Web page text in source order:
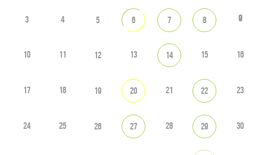
3 4 5 6 7 8 9
10 11 12 13 14 15 16
17 18 19 20 21 22 23
24 25 26 27 28 29 30